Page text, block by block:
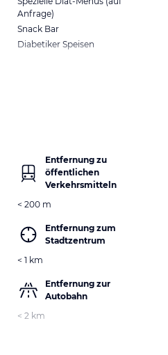
Anfrage)
Snack Bar
Diabetiker Speisen
Entfernung zu
öffentlichen
Verkehrsmitteln
< 200 m
Entfernung zum
Stadtzentrum
< 1 km
Entfernung zur
Autobahn
< 2 km